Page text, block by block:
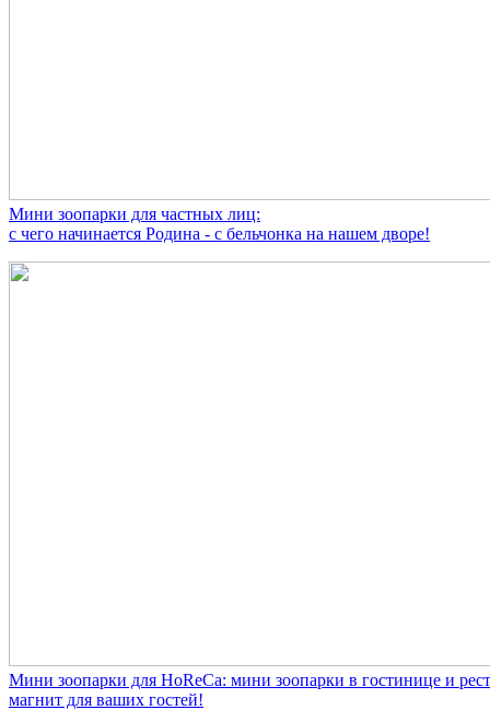
Мини зоопарки для частных лиц:
с чего начинается Родина - с бельчонка на нашем дворе!
Мини зоопарки для HoReCa: мини зоопарки в гостинице и
магнит для ваших гостей!